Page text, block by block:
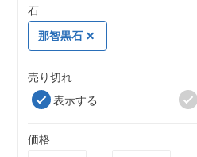
石
那智黒石
売り切れ
表示する
価格